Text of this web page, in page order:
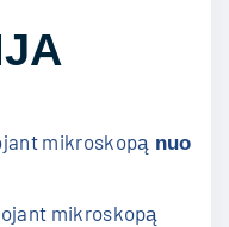
mikroskopąnuo
mikroskopą